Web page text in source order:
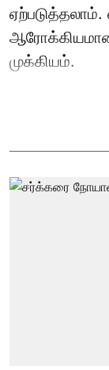
ஆரோக்கியமான
முக்கியம்.